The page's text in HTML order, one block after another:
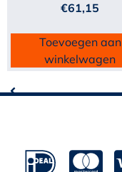
€61,15
Toevoegen aan
winkelwagen